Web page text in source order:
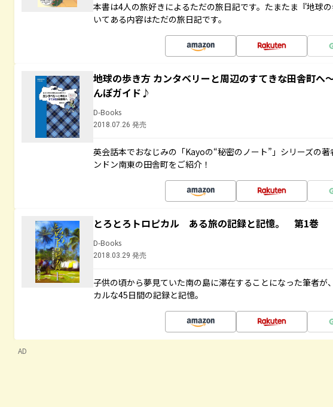
本書は4人の旅好きによるただの旅日記です。たまたま『地球
いてある内容はただの旅日記です。
地球の歩き方 カンタベリーと周辺のすてきな田舎町へ
んぽガイド♪
D-Books
2018.07.26 発売
英会話本でおなじみの「Kayoの“秘密のノート”」シリーズの
ンドン南東の田舎町をご紹介！
とろとろトロピカル ある旅の記録と記憶。 第1巻
D-Books
2018.03.29 発売
子供の頃から夢見ていた南の島に滞在することになった筆者が
カルな45日間の記録と記憶。
AD